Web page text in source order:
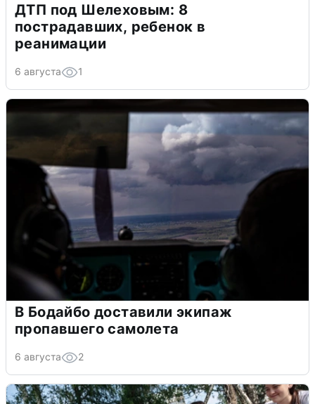
ДТП под Шелеховым: 8
пострадавших, ребенок в
реанимации
6 августа 1
В Бодайбо доставили экипаж
пропавшего самолета
6 августа 2